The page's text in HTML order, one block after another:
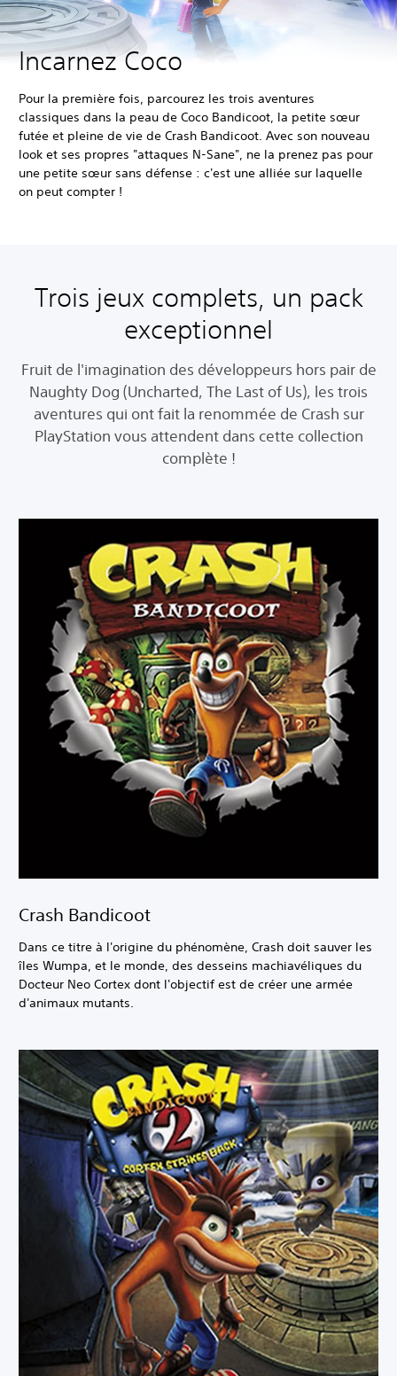
Incarnez Coco
Pour la première fois, parcourez les trois aventures
classiques dans la peau de Coco Bandicoot, la petite sœur
futée et pleine de vie de Crash Bandicoot. Avec son nouveau
look et ses propres "attaques N-Sane", ne la prenez pas pour
une petite sœur sans défense : c'est une alliée sur laquelle
on peut compter !
Trois jeux complets, un pack
exceptionnel
Fruit de l'imagination des développeurs hors pair de
Naughty Dog (Uncharted, The Last of Us), les trois
aventures qui ont fait la renommée de Crash sur
PlayStation vous attendent dans cette collection
complète !
Crash Bandicoot
Dans ce titre à l'origine du phénomène, Crash doit sauver les
îles Wumpa, et le monde, des desseins machiavéliques du
Docteur Neo Cortex dont l'objectif est de créer une armée
d'animaux mutants.